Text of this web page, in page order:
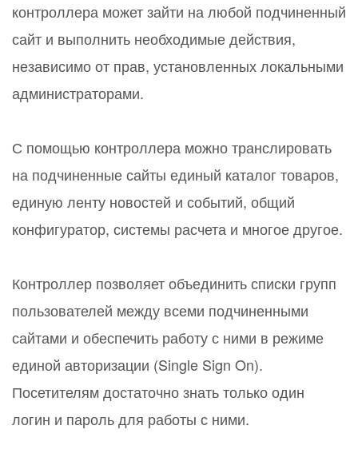
контроллера может зайти на любой подчиненный
сайт и выполнить необходимые действия,
независимо от прав, установленных локальными
администраторами.
С помощью контроллера можно транслировать
на подчиненные сайты единый каталог товаров,
единую ленту новостей и событий, общий
конфигуратор, системы расчета и многое другое.
Контроллер позволяет объединить списки групп
пользователей между всеми подчиненными
сайтами и обеспечить работу с ними в режиме
единой авторизации (Single Sign On).
Посетителям достаточно знать только один
логин и пароль для работы с ними.